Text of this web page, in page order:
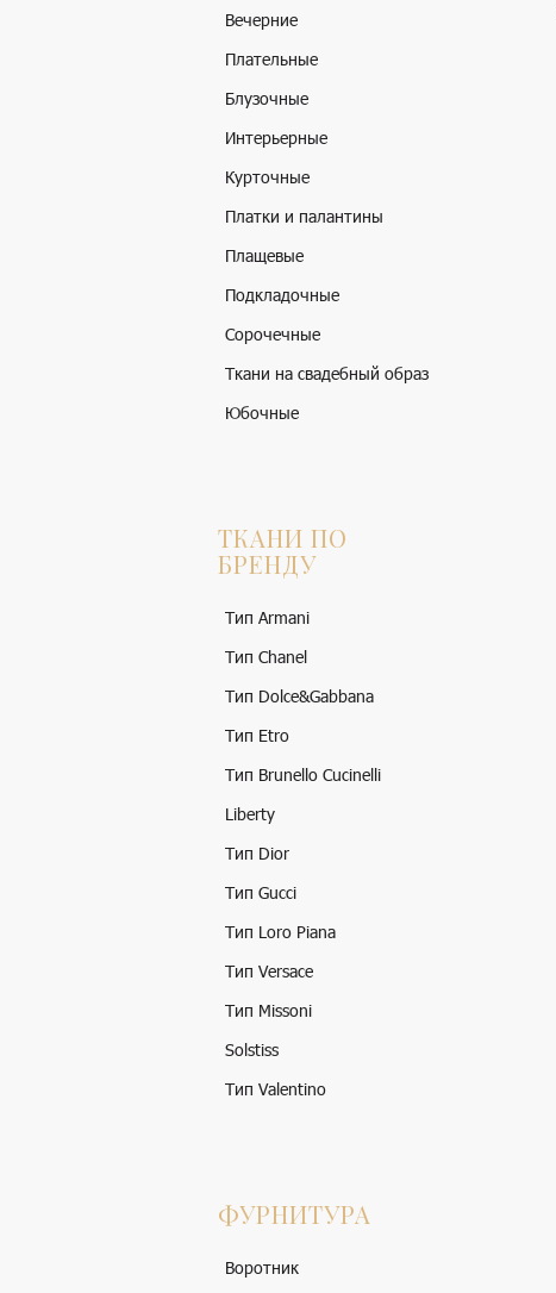
Вечерние
Плательные
Блузочные
Интерьерные
Курточные
Платки и палантины
Плащевые
Подкладочные
Сорочечные
Ткани на свадебный образ
Юбочные
ТКАНИ ПО
БРЕНДУ
Тип Armani
Тип Chanel
Тип Dolce&Gabbana
Тип Etro
Тип Brunello Cucinelli
Liberty
Тип Dior
Тип Gucci
Тип Loro Piana
Тип Versace
Тип Missoni
Solstiss
Тип Valentino
ФУРНИТУРА
Воротник